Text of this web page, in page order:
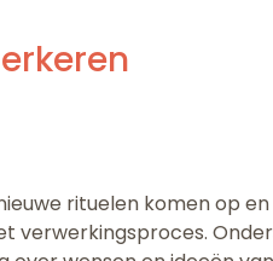
rituelen komen op
verwerkingsproces.